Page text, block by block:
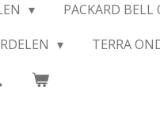
PACKARD BELL
TERRA